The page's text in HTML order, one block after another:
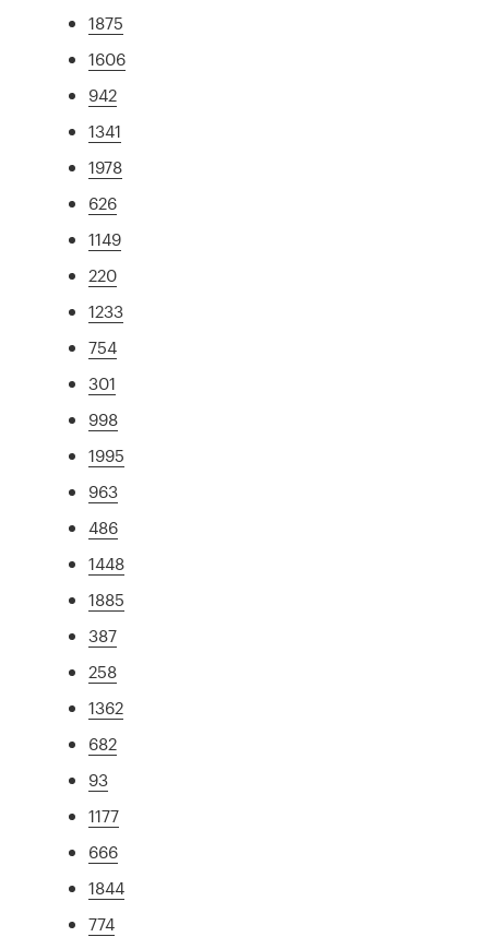
1875
1606
942
1341
1978
626
1149
220
1233
754
301
998
1995
963
486
1448
1885
387
258
1362
682
93
1177
666
1844
774